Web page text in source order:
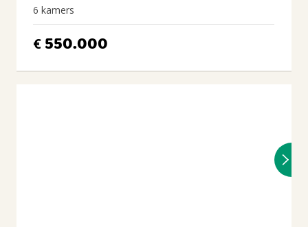
6 kamers
€ 550.000